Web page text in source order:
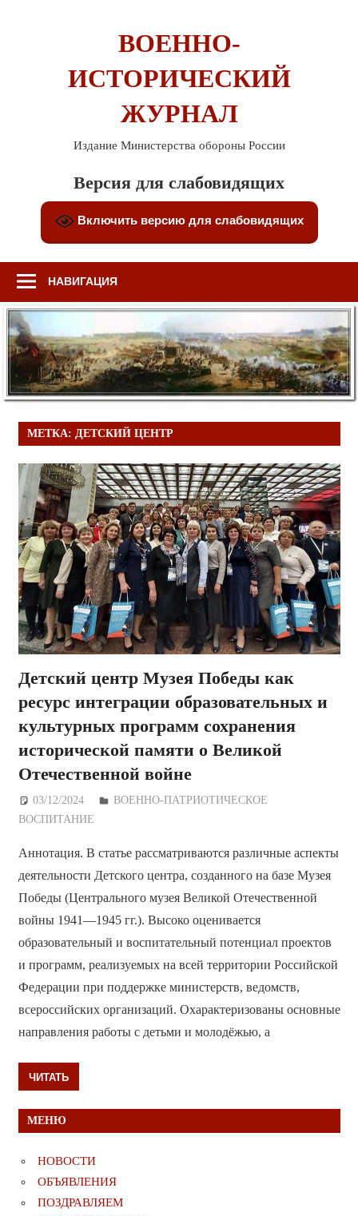
ВОЕННО-
ИСТОРИЧЕСКИЙ
ЖУРНАЛ
Издание Министерства обороны России
Версия для слабовидящих
Включить версию для слабовидящих
НАВИГАЦИЯ
МЕТКА: ДЕТСКИЙ ЦЕНТР
Детский центр Музея Победы как
ресурс интеграции образовательных и
культурных программ сохранения
исторической памяти о Великой
Отечественной войне
03/12/2024 Дежурный по Редакции
ВОЕННО-ПАТРИОТИЧЕСКОЕ
ВОСПИТАНИЕ
Аннотация. В статье рассматриваются различные аспекты
деятельности Детского центра, созданного на базе Музея
Победы (Центрального музея Великой Отечественной
войны 1941—1945 гг.). Высоко оценивается
образовательный и воспитательный потенциал проектов
и программ, реализуемых на всей территории Российской
Федерации при поддержке министерств, ведомств,
всероссийских организаций. Охарактеризованы основные
направления работы с детьми и молодёжью, а
ЧИТАТЬ
МЕНЮ
НОВОСТИ
ОБЪЯВЛЕНИЯ
ПОЗДРАВЛЯЕМ